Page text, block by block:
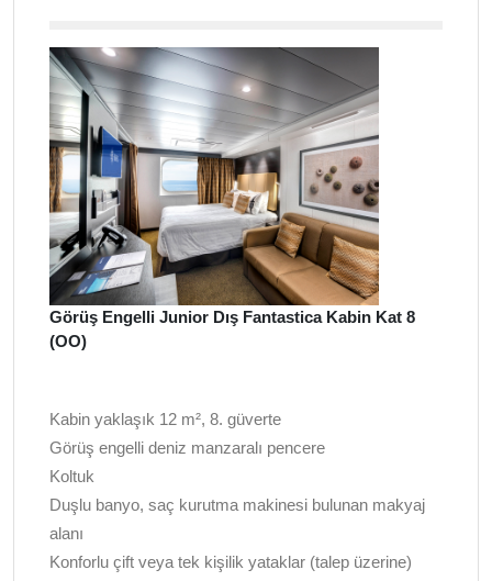
Görüş Engelli Junior Dış Fantastica Kabin Kat 8
(OO)
Kabin yaklaşık 12 m², 8. güverte
Görüş engelli deniz manzaralı pencere
Koltuk
Duşlu banyo, saç kurutma makinesi bulunan makyaj
alanı
Konforlu çift veya tek kişilik yataklar (talep üzerine)